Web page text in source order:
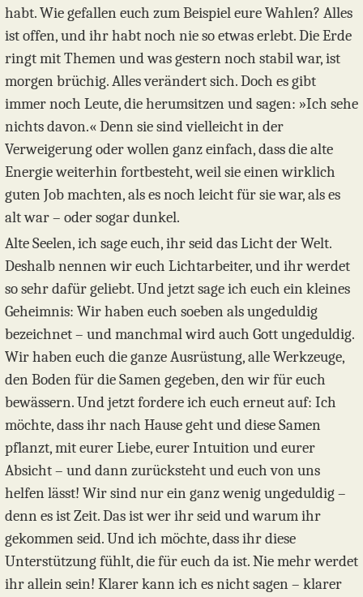
habt. Wie gefallen euch zum Beispiel eure Wahlen? Alles
ist offen, und ihr habt noch nie so etwas erlebt. Die Erde
ringt mit Themen und was gestern noch stabil war, ist
morgen brüchig. Alles verändert sich. Doch es gibt
immer noch Leute, die herumsitzen und sagen: »Ich sehe
nichts davon.« Denn sie sind vielleicht in der
Verweigerung oder wollen ganz einfach, dass die alte
Energie weiterhin fortbesteht, weil sie einen wirklich
guten Job machten, als es noch leicht für sie war, als es
alt war – oder sogar dunkel.
Alte Seelen, ich sage euch, ihr seid das Licht der Welt.
Deshalb nennen wir euch Lichtarbeiter, und ihr werdet
so sehr dafür geliebt. Und jetzt sage ich euch ein kleines
Geheimnis: Wir haben euch soeben als ungeduldig
bezeichnet – und manchmal wird auch Gott ungeduldig.
Wir haben euch die ganze Ausrüstung, alle Werkzeuge,
den Boden für die Samen gegeben, den wir für euch
bewässern. Und jetzt fordere ich euch erneut auf: Ich
möchte, dass ihr nach Hause geht und diese Samen
pflanzt, mit eurer Liebe, eurer Intuition und eurer
Absicht – und dann zurücksteht und euch von uns
helfen lässt! Wir sind nur ein ganz wenig ungeduldig –
denn es ist Zeit. Das ist wer ihr seid und warum ihr
gekommen seid. Und ich möchte, dass ihr diese
Unterstützung fühlt, die für euch da ist. Nie mehr werdet
ihr allein sein! Klarer kann ich es nicht sagen – klarer